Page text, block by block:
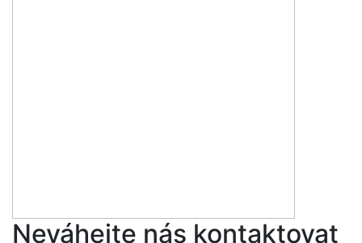
Neváhejte nás kontaktovat